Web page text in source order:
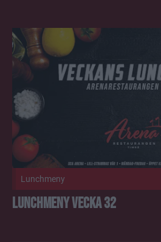
Lunchmeny vecka 32 Publicerad
Lunchmeny
Lunchmeny vecka 32